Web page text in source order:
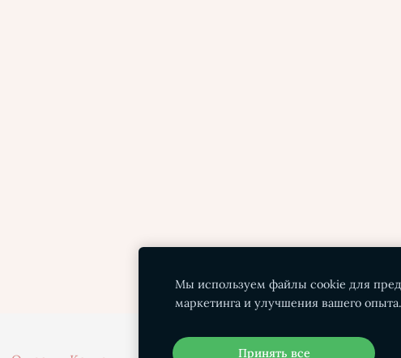
Мы используем файлы cookie для
маркетинга и улучшения вашего опыта.
Принять все